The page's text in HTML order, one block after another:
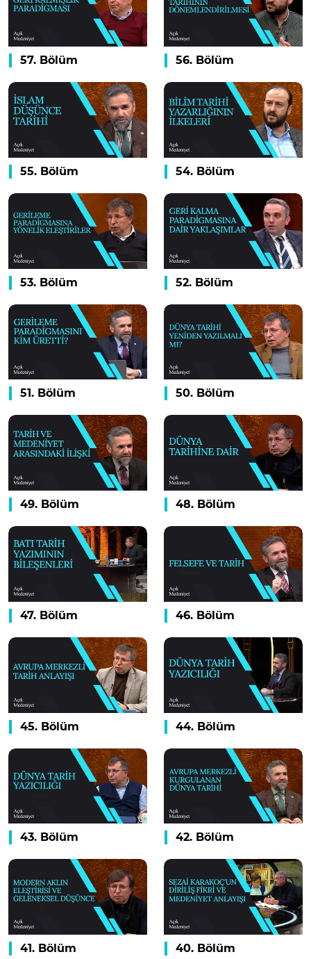
57. Bölüm 56. Bölüm
55. Bölüm 54. Bölüm
53. Bölüm 52. Bölüm
51. Bölüm 50. Bölüm
49. Bölüm 48. Bölüm
47. Bölüm 46. Bölüm
45. Bölüm 44. Bölüm
43. Bölüm 42. Bölüm
41. Bölüm 40. Bölüm